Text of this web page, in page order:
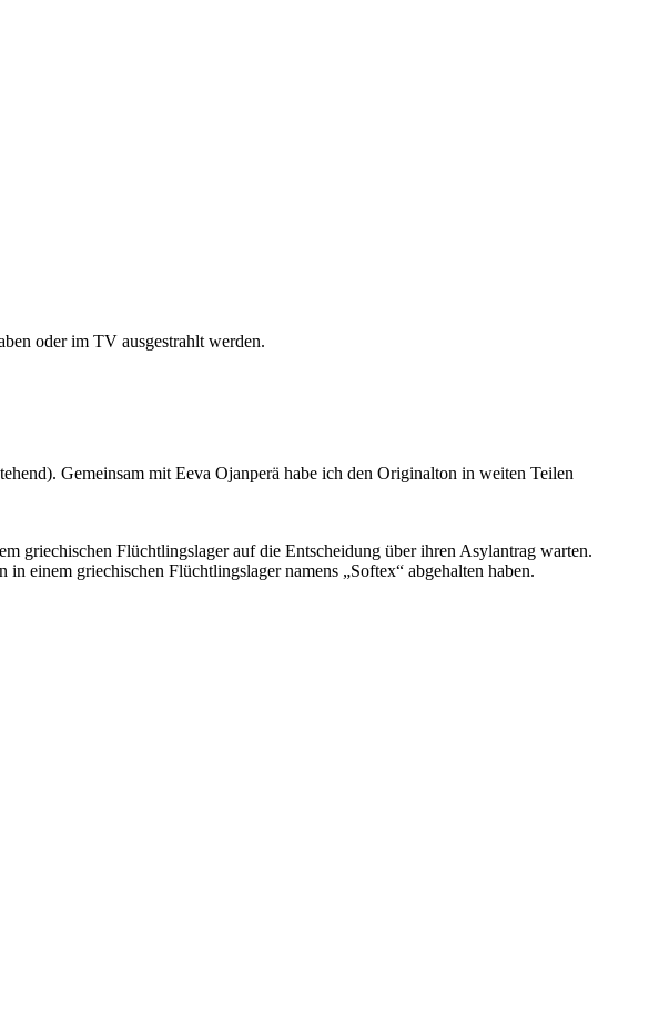
oder im TV ausgestrahlt werden.
Gemeinsam mit Eeva Ojanperä habe ich den Originalton in weiten Teilen
griechischen Flüchtlingslager auf die Entscheidung über ihren Asylantrag warten.
einem griechischen Flüchtlingslager namens „Softex“ abgehalten haben.